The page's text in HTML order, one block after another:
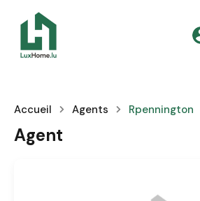
Accueil Agents Rpennington
Agent